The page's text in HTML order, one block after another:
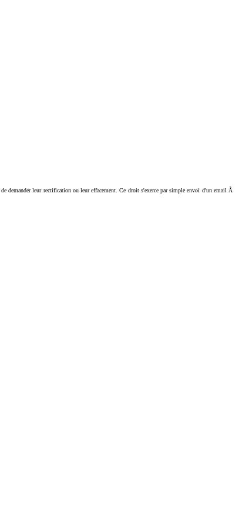
leur rectification ou leur effacement. Ce droit s'exerce par simple envoi d'un email Ã